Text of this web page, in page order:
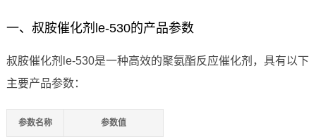
一、叔胺催化剂le-530的产品参数
叔胺催化剂le-530是一种高效的聚氨酯反应催化剂，具有以下
主要产品参数：
参数名称 参数值